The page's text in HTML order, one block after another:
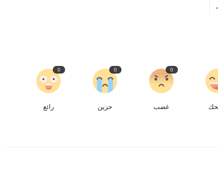
0
غضب
0
حزين
0
رائع